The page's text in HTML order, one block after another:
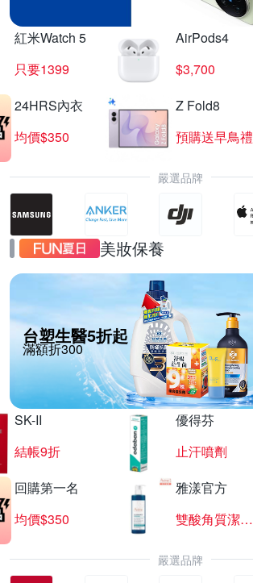
紅米Watch 5
只要1399
AirPods4
$3,700
24HRS內衣
均價$350
Z Fold8
預購送早鳥禮
嚴選品牌
美妝保養
台塑生醫5折起
滿額折300
SK-II
結帳9折
優得芬
止汗噴劑
回購第一名
均價$350
雅漾官方
雙酸角質潔膚露
嚴選品牌